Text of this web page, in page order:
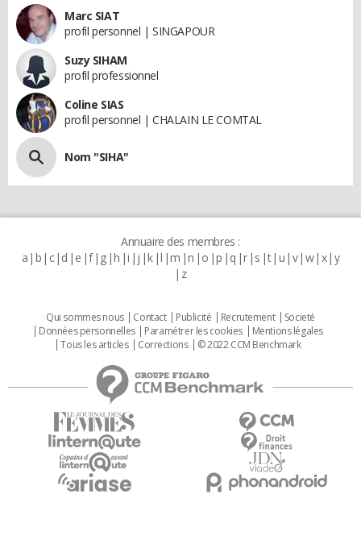
Marc SIAT
profil personnel | SINGAPOUR
Suzy SIHAM
profil professionnel
Coline SIAS
profil personnel | CHALAIN LE COMTAL
Nom "SIHA"
Annuaire des membres :
a b c d e f g h i j k l m n o p q r s t u v w x y
z
Qui sommes nous Contact Publicité Recrutement
Societé
Données personnelles
Paramétrer les cookies
Mentions légales
Tous les articles
Corrections © 2022 CCM Benchmark